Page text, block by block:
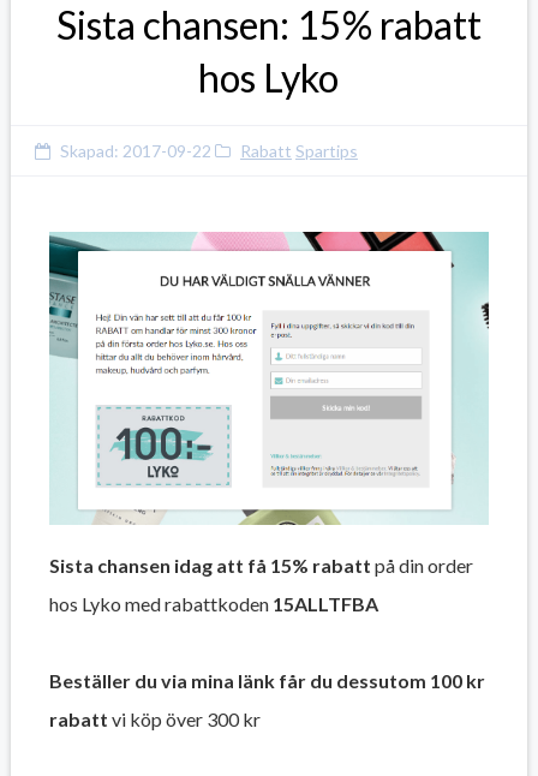
Sista chansen: 15% rabatt
hos Lyko
Skapad: 2017-09-22 Rabatt Spartips
Sista chansen idag att få 15% rabatt på din order
hos Lyko med rabattkoden 15ALLTFBA
Beställer du via mina länk får du dessutom 100 kr
rabatt vi köp över 300 kr